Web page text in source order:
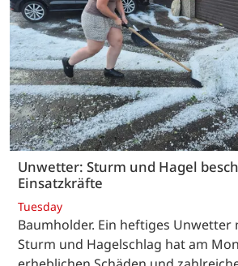
Unwetter: Sturm und Hagel
Einsatzkräfte
Tuesday
Baumholder. Ein heftiges Unwetter
Sturm und Hagelschlag hat am